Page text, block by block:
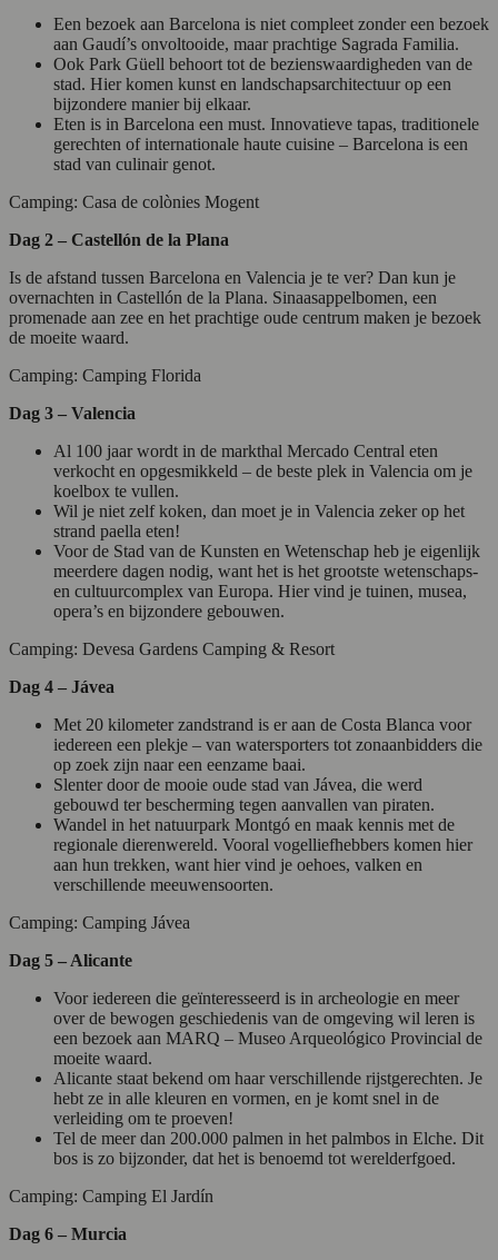
Een bezoek aan Barcelona is niet compleet zonder een bezoek
aan Gaudí’s onvoltooide, maar prachtige Sagrada Familia.
Ook Park Güell behoort tot de bezienswaardigheden van de
stad. Hier komen kunst en landschapsarchitectuur op een
bijzondere manier bij elkaar.
Eten is in Barcelona een must. Innovatieve tapas, traditionele
gerechten of internationale haute cuisine – Barcelona is een
stad van culinair genot.
Camping: Casa de colònies Mogent
Dag 2 – Castellón de la Plana
Is de afstand tussen Barcelona en Valencia je te ver? Dan kun je
overnachten in Castellón de la Plana. Sinaasappelbomen, een
promenade aan zee en het prachtige oude centrum maken je bezoek
de moeite waard.
Camping: Camping Florida
Dag 3 – Valencia
Al 100 jaar wordt in de markthal Mercado Central eten
verkocht en opgesmikkeld – de beste plek in Valencia om je
koelbox te vullen.
Wil je niet zelf koken, dan moet je in Valencia zeker op het
strand paella eten!
Voor de Stad van de Kunsten en Wetenschap heb je eigenlijk
meerdere dagen nodig, want het is het grootste wetenschaps-
en cultuurcomplex van Europa. Hier vind je tuinen, musea,
opera’s en bijzondere gebouwen.
Camping: Devesa Gardens Camping & Resort
Dag 4 – Jávea
Met 20 kilometer zandstrand is er aan de Costa Blanca voor
iedereen een plekje – van watersporters tot zonaanbidders die
op zoek zijn naar een eenzame baai.
Slenter door de mooie oude stad van Jávea, die werd
gebouwd ter bescherming tegen aanvallen van piraten.
Wandel in het natuurpark Montgó en maak kennis met de
regionale dierenwereld. Vooral vogelliefhebbers komen hier
aan hun trekken, want hier vind je oehoes, valken en
verschillende meeuwensoorten.
Camping: Camping Jávea
Dag 5 – Alicante
Voor iedereen die geïnteresseerd is in archeologie en meer
over de bewogen geschiedenis van de omgeving wil leren is
een bezoek aan MARQ – Museo Arqueológico Provincial de
moeite waard.
Alicante staat bekend om haar verschillende rijstgerechten. Je
hebt ze in alle kleuren en vormen, en je komt snel in de
verleiding om te proeven!
Tel de meer dan 200.000 palmen in het palmbos in Elche. Dit
bos is zo bijzonder, dat het is benoemd tot werelderfgoed.
Camping: Camping El Jardín
Dag 6 – Murcia